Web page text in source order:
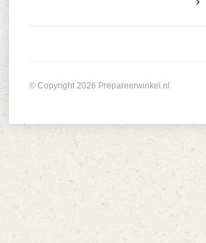
© Copyright 2026 Prepareerwinkel.nl